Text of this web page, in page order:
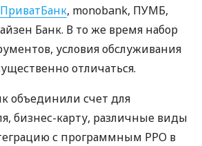
ПриватБанк, monobank, ПУМБ,
Банк. В то же время набор
условия обслуживания
отличаться.
объединили счет для
бизнес-карту, различные виды
с программным РРО в